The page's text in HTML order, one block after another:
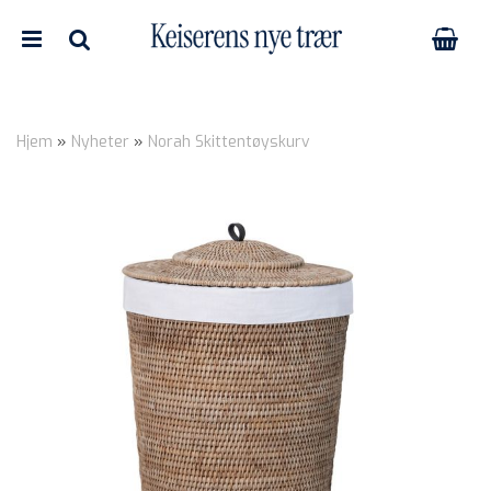
Hjem » Nyheter » Norah Skittentøyskurv